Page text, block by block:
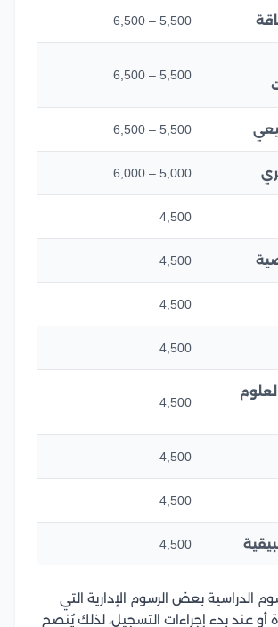
5,500 – 6,500
5,500 – 6,500
5,500 – 6,500
5,000 – 6,000
4,500
4,500
4,500
4,500
4,500
4,500
4,500
4,500
الدراسية بعض الرسوم الإدارية التي
أو عند بدء إجراءات التسجيل، لذلك يُنصح